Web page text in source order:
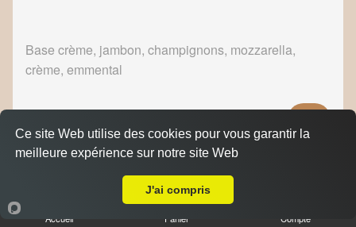
Base crème, jambon, champignons, mozzarella,
crème, emmental
Pizza fermière
Accueil Panier Compte
Ce site Web utilise des cookies pour vous garantir la
meilleure expérience sur notre site Web
J'ai compris